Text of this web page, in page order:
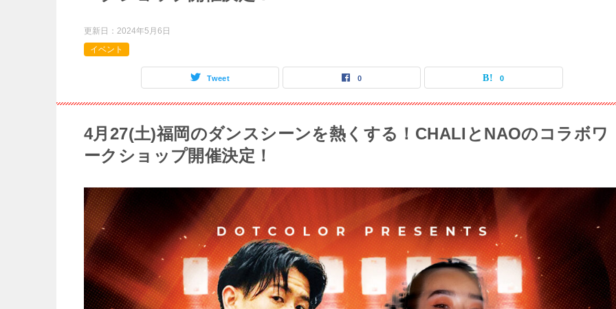
更新日： 2024年5月6日
イベント
Tweet 0 0
4月27(土)福岡のダンスシーンを熱くする！CHALIとNAOのコラボワ
ークショップ開催決定！